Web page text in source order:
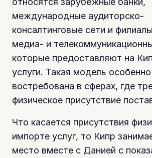
международные аудиторско-
консалтинговые сети и
медиа- и
которые предоставляют на
услуги. Такая модель особенно
востребована в сферах, где
физическое присутствие
Что касается присутствия
импорте услуг, то Кипр
место вместе с Данией с